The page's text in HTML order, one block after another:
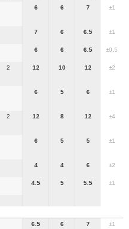
6 6 7 ±1
7 6 6.5 ±1
6 6 6.5 ±0.5
2 12 10 12 ±2
6 5 6 ±1
2 12 8 12 ±4
6 5 5 ±1
4 4 6 ±2
4.5 5 5.5 ±1
6.5 6 7 ±1